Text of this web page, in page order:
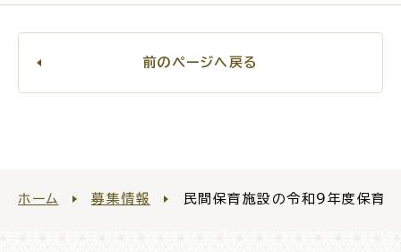
前のページへ戻る
ホーム 募集情報 民間保育施設の令和９年度保育